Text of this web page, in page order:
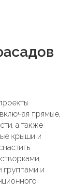
прямые,
а также
крыши и
группами и